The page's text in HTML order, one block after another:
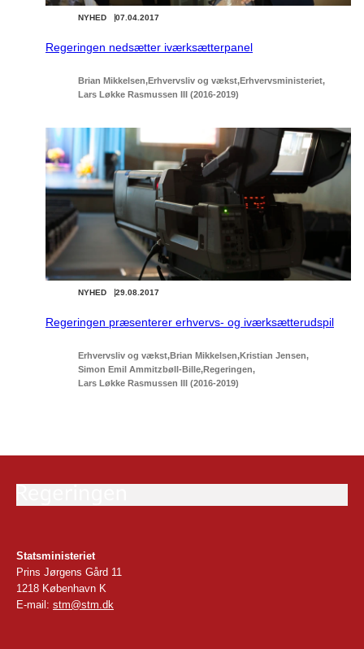
07.04.2017
NYHED
Regeringen nedsætter iværksætterpanel
Brian Mikkelsen Erhvervsliv og vækst Erhvervsministeriet
Lars Løkke Rasmussen III (2016-2019)
29.08.2017
NYHED
Regeringen præsenterer erhvervs- og iværksætterudspil
Erhvervsliv og vækst Brian Mikkelsen Kristian Jensen
Simon Emil Ammitzbøll-Bille Regeringen
Lars Løkke Rasmussen III (2016-2019)
Statsministeriet
Prins Jørgens Gård 11
1218 København K
E-mail: stm@stm.dk